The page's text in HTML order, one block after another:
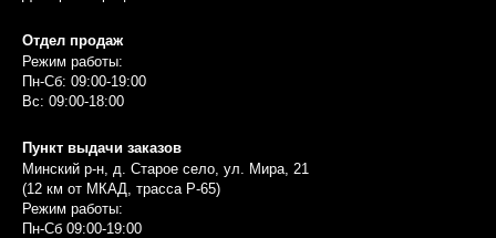
Отдел продаж
Режим работы:
Пн-Сб: 09:00-19:00
Вс: 09:00-18:00
Пункт выдачи заказов
Минский р-н, д. Старое село, ул. Мира, 21
(12 км от МКАД, трасса P-65)
Режим работы:
Пн-Сб 09:00-19:00